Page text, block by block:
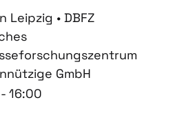
Leipzig • DBFZ
GmbH
16:00